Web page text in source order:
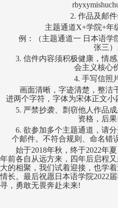
2. 作品及邮件
主题通道X+学院+年
例：（主题通道一 日本语学
张三）
3. 信件内容须积极健康，情
会主义核心
4. 手写信照
画面清晰，字迹清楚，整洁
进两个字符，字体为宋体正文小
5. 严禁抄袭、剽窃他人作品
资格，后果
6. 欲参加多个主题通道，请
个邮件。不符合规则、命名错
始于2018年秋，终于2022年
年前各自从远方来，四年后启程
大的相聚，我们试着迎接，也学
情长。最后祝愿日本语学院2022
寻，勇敢无畏奔赴未来!